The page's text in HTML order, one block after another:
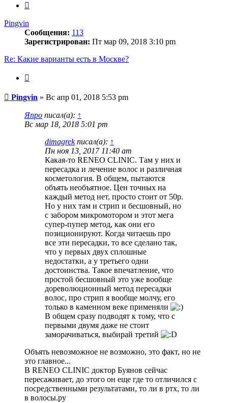
Pingvin
Сообщения: 113
Зарегистрирован: Пт мар 09, 2018 3:10 pm
Re: Какие варианты есть в Москве?
Сообщение
Pingvin » Вс апр 01, 2018 5:53 pm
Япро писал(а): ↑
Вс мар 18, 2018 5:01 pm
dimagrekписал(а): ↑
Пн ноя 13, 2017 11:40 am
Какая-то RENEO CLINIC. Там у них и
пересадка и лечение волос и различная
косметология. В общем, пытаются
объять необъятное. Цен точных на
каждый метод нет, просто стоит от 50р.
Но у них там и стрип и бесшовный, но
с забором микромотором и этот мега
супер-пупер метод, как они его
позиционируют. Когда читаешь про
все эти пересадки, то все сделано так,
что у первых двух сплошные
недостатки, а у третьего одни
достоинства. Такое впечатление, что
простой бесшовный это уже вообще
дореволюционный метод пересадки
волос, про стрип я вообще молчу, его
только в каменном веке применяли
В общем сразу подводят к тому, что с
первыми двумя даже не стоит
заморачиваться, выбирай третий
Объять невозможное не возможно, это факт, но не
это главное...
В RENEO CLINIС доктор Буянов сейчас
пересаживает, до этого он еще где то отличился с
посредственными результатами, то ли в ртх, то ли
в волосы.ру